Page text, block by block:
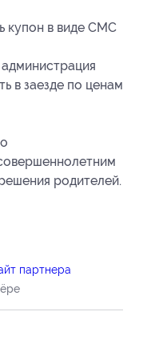
купон в виде СМС
в заезде по ценам
родителей.
партнера